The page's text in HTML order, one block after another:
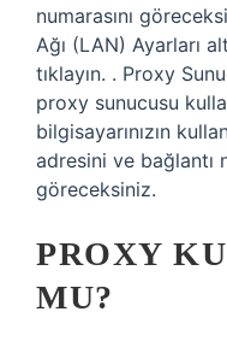
numarasını
Ağı (LAN) Ayarları
tıklayın. . Proxy
proxy sunucusu
bilgisayarınızın
adresini ve bağlantı
göreceksiniz.
PROXY
MU?